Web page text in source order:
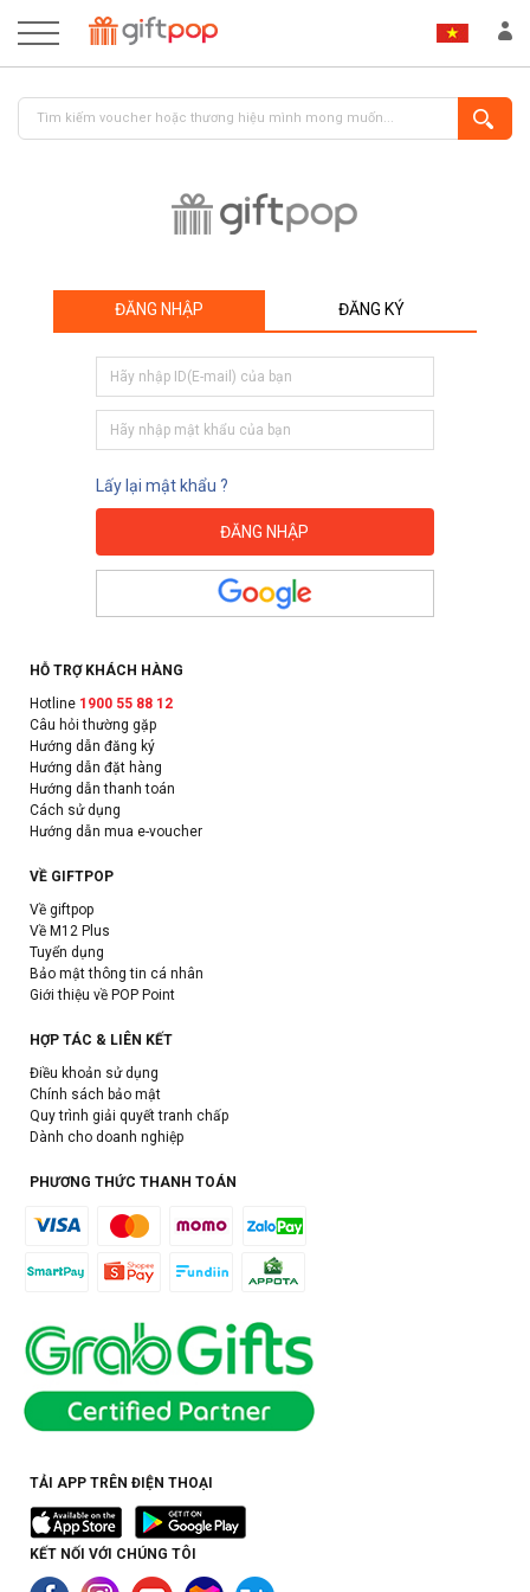
ĐĂNG NHẬP ĐĂNG KÝ
Lấy lại mật khẩu ?
HỖ TRỢ KHÁCH HÀNG
Hotline 1900 55 88 12
Câu hỏi thường gặp
Hướng dẫn đăng ký
Hướng dẫn đặt hàng
Hướng dẫn thanh toán
Cách sử dụng
Hướng dẫn mua e-voucher
VỀ GIFTPOP
Về giftpop
Về M12 Plus
Tuyển dụng
Bảo mật thông tin cá nhân
Giới thiệu về POP Point
HỢP TÁC & LIÊN KẾT
Điều khoản sử dụng
Chính sách bảo mật
Quy trình giải quyết tranh chấp
Dành cho doanh nghiệp
PHƯƠNG THỨC THANH TOÁN
TẢI APP TRÊN ĐIỆN THOẠI
KẾT NỐI VỚI CHÚNG TÔI